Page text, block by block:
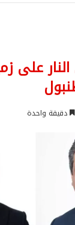
على
دقيقة واحدة